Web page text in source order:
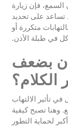
فإن زيارة
تساعد على تحديد
متكررة أو
في طبلة الأذن.
بضعف
الكلام؟
تأثير الالتهاب
وهنا تصبح كيفية
لحماية التطور